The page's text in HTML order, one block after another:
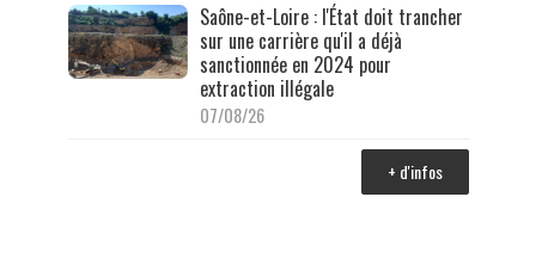
Saône-et-Loire : l'État doit trancher
sur une carrière qu'il a déjà
sanctionnée en 2024 pour
extraction illégale
07/08/26
+ d'infos